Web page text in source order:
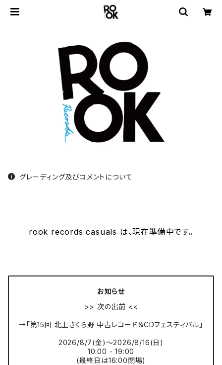
グレーディング及びコメントについて
rook records casuals は、現在準備中です。
お知らせ
>> 次の出前 <<
→「第15回 北上さくら野 中古レコード＆CDフェスティバル」
2026/8/7(金)〜2026/8/16(日)
10:00 - 19:00
(最終日は16:00閉場)